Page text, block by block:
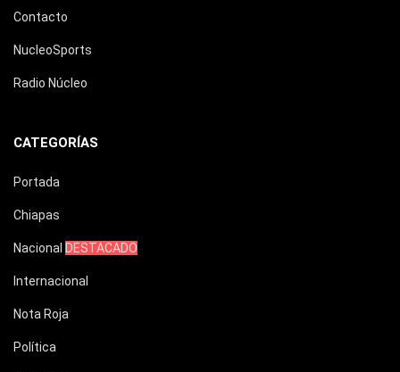
Contacto
NucleoSports
Radio Núcleo
CATEGORÍAS
Portada
Chiapas
Nacional DESTACADO
Internacional
Nota Roja
Política